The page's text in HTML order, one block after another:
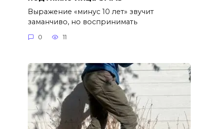
Выражение «минус 10 лет» звучит
заманчиво, но воспринимать
0 11